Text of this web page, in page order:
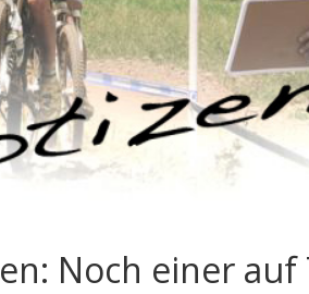
Noch einer auf